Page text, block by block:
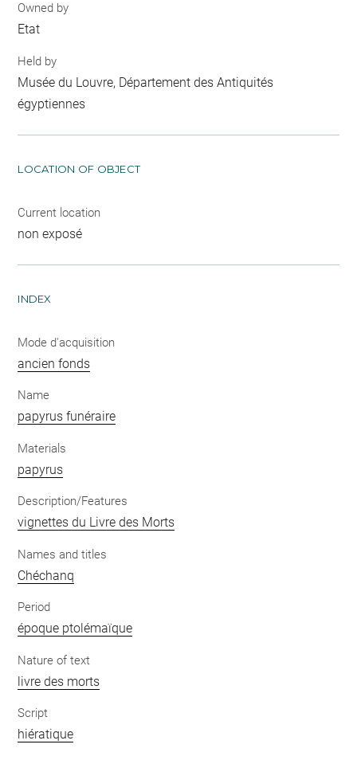
Owned by
Etat
Held by
Musée du Louvre, Département des Antiquités
égyptiennes
LOCATION OF OBJECT
Current location
non exposé
INDEX
Mode d'acquisition
ancien fonds
Name
papyrus funéraire
Materials
papyrus
Description/Features
vignettes du Livre des Morts
Names and titles
Chéchanq
Period
époque ptolémaïque
Nature of text
livre des morts
Script
hiératique